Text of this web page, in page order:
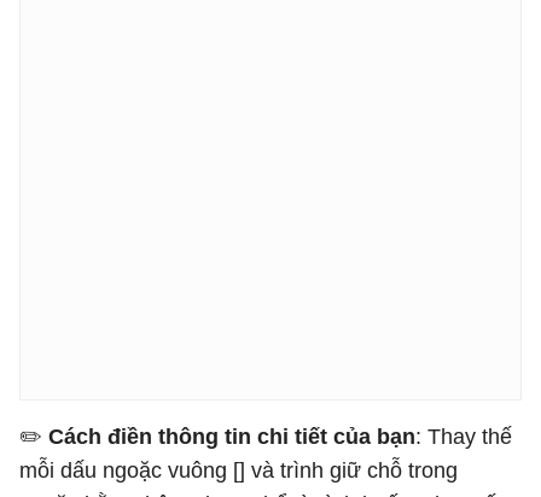
✏️ ​​ Cách điền thông tin chi tiết của bạn: Thay thế
mỗi dấu ngoặc vuông [] và trình giữ chỗ trong